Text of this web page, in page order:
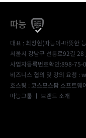
따능
대표 : 최창현(따능이-따뜻한
서울시 강남구 선릉로92길
사업자등록번호확인:898-75-
비즈니스 협의 및 강의 요청
호스팅 : 코스모스팜 소프트웨
따능그룹 ㅣ 브랜드 소개